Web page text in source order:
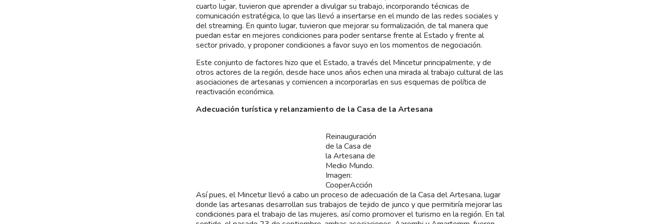
cuarto lugar, tuvieron que aprender a divulgar su trabajo, incorporando técnicas de
comunicación estratégica, lo que las llevó a insertarse en el mundo de las redes sociales y
del streaming. En quinto lugar, tuvieron que mejorar su formalización, de tal manera que
puedan estar en mejores condiciones para poder sentarse frente al Estado y frente al
sector privado, y proponer condiciones a favor suyo en los momentos de negociación.
Este conjunto de factores hizo que el Estado, a través del Mincetur principalmente, y de
otros actores de la región, desde hace unos años echen una mirada al trabajo cultural de las
asociaciones de artesanas y comiencen a incorporarlas en sus esquemas de política de
reactivación económica.
Adecuación turística y relanzamiento de la Casa de la Artesana
Reinauguración
de la Casa de
la Artesana de
Medio Mundo.
Imagen:
CooperAcción
Así pues, el Mincetur llevó a cabo un proceso de adecuación de la Casa del Artesana, lugar
donde las artesanas desarrollan sus trabajos de tejido de junco y que permitiría mejorar las
condiciones para el trabajo de las mujeres, así como promover el turismo en la región. En tal